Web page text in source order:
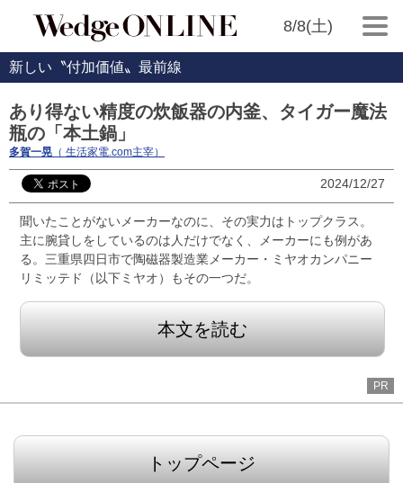
8/8(土)
新しい〝付加価値〟最前線
あり得ない精度の炊飯器の内釜、タイガー魔法
瓶の「本土鍋」
多賀一晃 （ 生活家電.com主宰）
2024/12/27
聞いたことがないメーカーなのに、その実力はトップクラス。
主に腕貸しをしているのは人だけでなく、メーカーにも例があ
る。三重県四日市で陶磁器製造業メーカー・ミヤオカンパニー
リミッテド（以下ミヤオ）もその一つだ。
本文を読む
PR
トップページ